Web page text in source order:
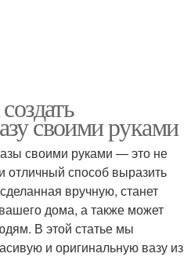
своими руками
своими руками — это не
отличный способ выразить
вручную, станет
дома, а также может
В этой статье мы
и оригинальную вазу из